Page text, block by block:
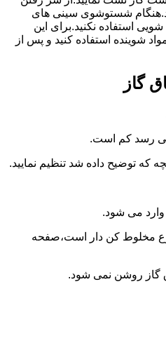
شستوشوی سینی های
استفاده نکنید.برای این
شوینده استفاده کنید و پس از
گاز
می رسد کم است.
که توضیح داده شد تنظیم نمایید.
می شود.
مخلوط کن دار است،صفحه